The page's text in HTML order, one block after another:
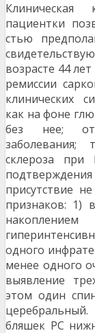
пациентки
стью
возрасте 44
ремиссии
клинических
как на фоне
без нее;
заболевания;
склероза при
присутствие
признаков: 1)
одного
менее одного
выявление
этом один
бляшек РС